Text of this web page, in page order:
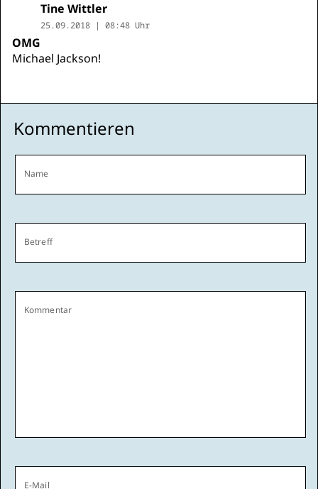
Tine Wittler
25.09.2018 | 08:48 Uhr
OMG
Michael Jackson!
Kommentieren
Name
Betreff
Kommentar
E-Mail